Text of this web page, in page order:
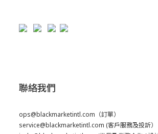
聯絡我們
ops@blackmarketintl.com （訂單）
service@blackmarketintl.com (客戶服務及投訢）